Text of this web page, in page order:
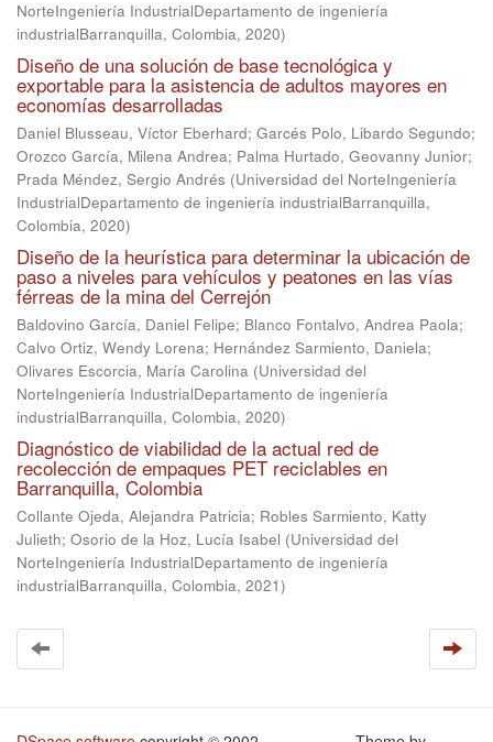
NorteIngeniería IndustrialDepartamento de ingeniería
industrialBarranquilla, Colombia, 2020)
Diseño de una solución de base tecnológica y
exportable para la asistencia de adultos mayores en
economías desarrolladas
Daniel Blusseau, Víctor Eberhard; Garcés Polo, Libardo Segundo;
Orozco García, Milena Andrea; Palma Hurtado, Geovanny Junior;
Prada Méndez, Sergio Andrés (Universidad del NorteIngeniería
IndustrialDepartamento de ingeniería industrialBarranquilla,
Colombia, 2020)
Diseño de la heurística para determinar la ubicación de
paso a niveles para vehículos y peatones en las vías
férreas de la mina del Cerrejón
Baldovino García, Daniel Felipe; Blanco Fontalvo, Andrea Paola;
Calvo Ortiz, Wendy Lorena; Hernández Sarmiento, Daniela;
Olivares Escorcia, María Carolina (Universidad del
NorteIngeniería IndustrialDepartamento de ingeniería
industrialBarranquilla, Colombia, 2020)
Diagnóstico de viabilidad de la actual red de
recolección de empaques PET reciclables en
Barranquilla, Colombia
Collante Ojeda, Alejandra Patricia; Robles Sarmiento, Katty
Julieth; Osorio de la Hoz, Lucía Isabel (Universidad del
NorteIngeniería IndustrialDepartamento de ingeniería
industrialBarranquilla, Colombia, 2021)